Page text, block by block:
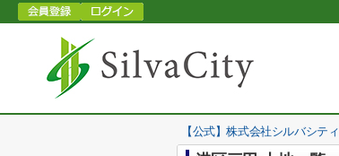
【公式】株式会社シルバシティ